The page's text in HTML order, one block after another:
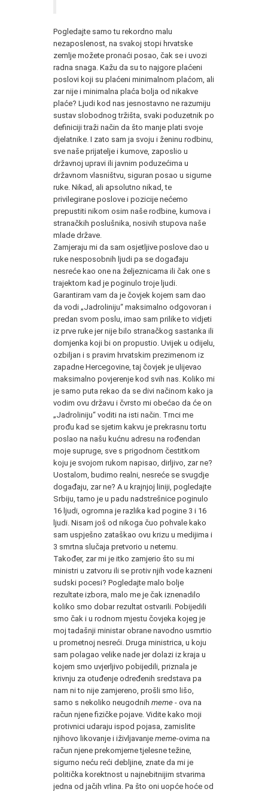
Pogledajte samo tu rekordno malu
nezaposlenost, na svakoj stopi hrvatske
zemlje možete pronaći posao, čak se i uvozi
radna snaga. Kažu da su to najgore plaćeni
poslovi koji su plaćeni minimalnom plaćom, ali
zar nije i minimalna plaća bolja od nikakve
plaće? Ljudi kod nas jesnostavno ne razumiju
sustav slobodnog tržišta, svaki poduzetnik po
definiciji traži način da što manje plati svoje
djelatnike. I zato sam ja svoju i ženinu rodbinu,
sve naše prijatelje i kumove, zaposlio u
državnoj upravi ili javnim poduzećima u
državnom vlasništvu, siguran posao u sigurne
ruke. Nikad, ali apsolutno nikad, te
privilegirane poslove i pozicije nećemo
prepustiti nikom osim naše rodbine, kumova i
stranačkih poslušnika, nosivih stupova naše
mlade države.
Zamjeraju mi da sam osjetljive poslove dao u
ruke nesposobnih ljudi pa se događaju
nesreće kao one na željeznicama ili čak one s
trajektom kad je poginulo troje ljudi.
Garantiram vam da je čovjek kojem sam dao
da vodi „Jadroliniju“ maksimalno odgovoran i
predan svom poslu, imao sam prilike to vidjeti
iz prve ruke jer nije bilo stranačkog sastanka ili
domjenka koji bi on propustio. Uvijek u odijelu,
ozbiljan i s pravim hrvatskim prezimenom iz
zapadne Hercegovine, taj čovjek je ulijevao
maksimalno povjerenje kod svih nas. Koliko mi
je samo puta rekao da se divi načinom kako ja
vodim ovu državu i čvrsto mi obećao da će on
„Jadroliniju“ voditi na isti način. Trnci me
prođu kad se sjetim kakvu je prekrasnu tortu
poslao na našu kućnu adresu na rođendan
moje supruge, sve s prigodnom čestitkom
koju je svojom rukom napisao, dirljivo, zar ne?
Uostalom, budimo realni, nesreće se svugdje
događaju, zar ne? A u krajnjoj liniji, pogledajte
Srbiju, tamo je u padu nadstrešnice poginulo
16 ljudi, ogromna je razlika kad pogine 3 i 16
ljudi. Nisam još od nikoga čuo pohvale kako
sam uspješno zataškao ovu krizu u medijima i
3 smrtna slučaja pretvorio u netemu.
Također, zar mi je itko zamjerio što su mi
ministri u zatvoru ili se protiv njih vode kazneni
sudski pocesi? Pogledajte malo bolje
rezultate izbora, malo me je čak iznenadilo
koliko smo dobar rezultat ostvarili. Pobijedili
smo čak i u rodnom mjestu čovjeka kojeg je
moj tadašnji ministar obrane navodno usmrtio
u prometnoj nesreći. Druga ministrica, u koju
sam polagao velike nade jer dolazi iz kraja u
kojem smo uvjerljivo pobijedili, priznala je
krivnju za otuđenje određenih sredstava pa
nam ni to nije zamjereno, prošli smo lišo,
samo s nekoliko neugodnih meme - ova na
račun njene fizičke pojave. Vidite kako moji
protivnici udaraju ispod pojasa, zamislite
njihovo likovanje i iživljavanje meme-ovima na
račun njene prekomjerne tjelesne težine,
sigurno neću reći debljine, znate da mi je
politička korektnost u najnebitnijim stvarima
jedna od jačih vrlina. Pa što oni uopće hoće od